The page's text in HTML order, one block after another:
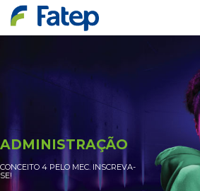
ADMINISTRAÇÃO
CONCEITO 4 PELO MEC. INSCREVA-
SE!